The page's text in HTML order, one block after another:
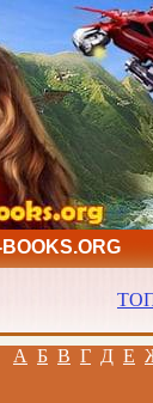
ТОП
А Б В Г Д Е